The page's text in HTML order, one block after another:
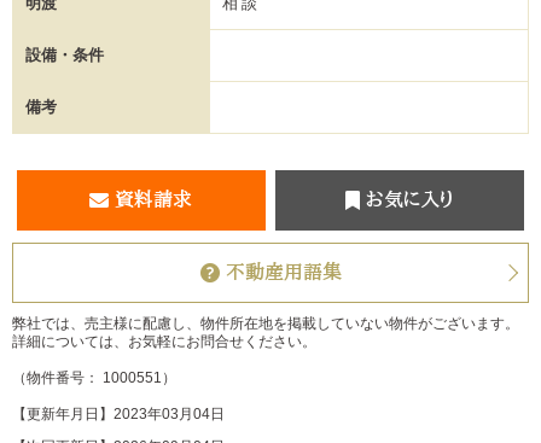
設備・条件
備考
資料請求 お気に入り
不動産用語集
弊社では、売主様に配慮し、物件所在地を掲載していない物件がございます。
詳細については、お気軽にお問合せください。
（物件番号： 1000551）
【更新年月日】2023年03月04日